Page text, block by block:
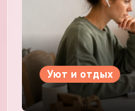
Уют и отдых